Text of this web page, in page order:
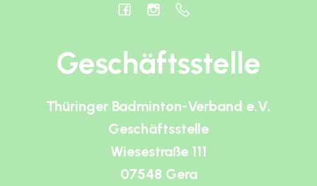
Geschäftsstelle
Thüringer Badminton-Verband e.V.
Geschäftsstelle
Wiesestraße 111
07548 Gera